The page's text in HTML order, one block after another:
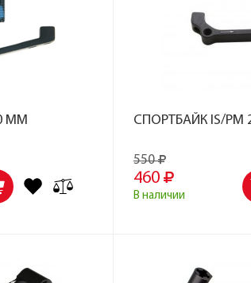
MM СПОРТБАЙК IS/PM
550
460
В наличии